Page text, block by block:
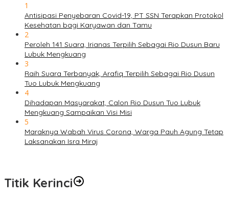
1
Antisipasi Penyebaran Covid-19, PT SSN Terapkan Protokol
Kesehatan bagi Karyawan dan Tamu
2
Peroleh 141 Suara, Irianas Terpilih Sebagai Rio Dusun Baru
Lubuk Mengkuang
3
Raih Suara Terbanyak, Arafiq Terpilih Sebagai Rio Dusun
Tuo Lubuk Mengkuang
4
Dihadapan Masyarakat, Calon Rio Dusun Tuo Lubuk
Mengkuang Sampaikan Visi Misi
5
Maraknya Wabah Virus Corona, Warga Pauh Agung Tetap
Laksanakan Isra Miraj
Titik Kerinci